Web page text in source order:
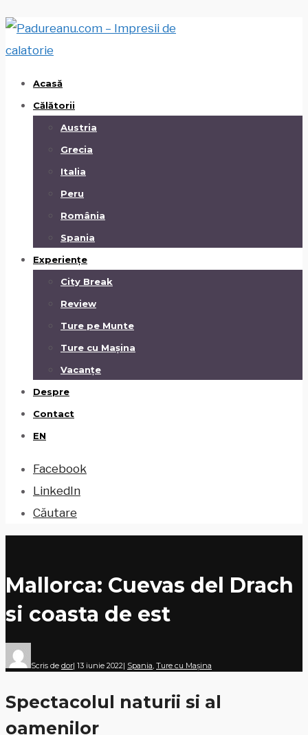
Acasă
Călătorii
Austria
Grecia
Italia
Peru
România
Spania
Experiențe
City Break
Review
Ture pe Munte
Ture cu Mașina
Vacanțe
Despre
Contact
EN
Facebook
LinkedIn
Căutare
Mallorca: Cuevas del Drach
si coasta de est
Scris de dor| 13 iunie 2022| Spania, Ture cu Mașina
Spectacolul naturii si al
oamenilor